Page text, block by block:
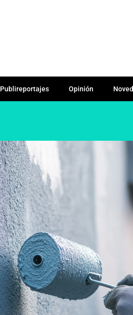
Publireportajes Opinión